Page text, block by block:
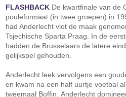
FLASHBACK De kwartfinale van de
pouleformaat (in twee groepen) in
had Anderlecht vlot de maak
Tsjechische Sparta Praag. In de
hadden de Brusselaars de latere
gelijkspel gehouden.
Anderlecht leek vervolgens een
en kwam na een half uurtje voetbal
tweemaal Boffin. Anderlecht